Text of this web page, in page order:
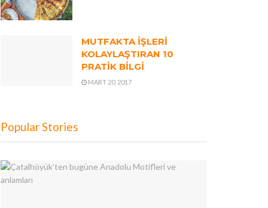
MUTFAKTA İŞLERİ
KOLAYLAŞTIRAN 10
PRATİK BİLGİ
MART 20, 2017
Popular Stories